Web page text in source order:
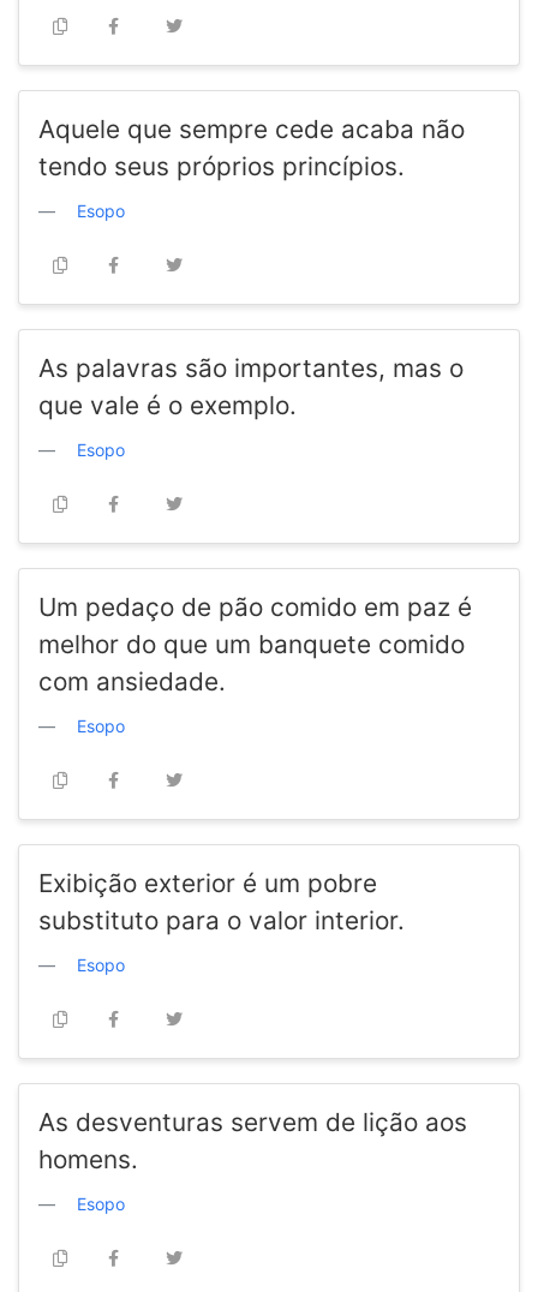
Aquele que sempre cede acaba não
tendo seus próprios princípios.
Esopo
As palavras são importantes, mas o
que vale é o exemplo.
Esopo
Um pedaço de pão comido em paz é
melhor do que um banquete comido
com ansiedade.
Esopo
Exibição exterior é um pobre
substituto para o valor interior.
Esopo
As desventuras servem de lição aos
homens.
Esopo